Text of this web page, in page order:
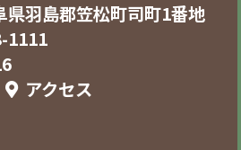
羽島郡笠松町司町1番地
1111
アクセス